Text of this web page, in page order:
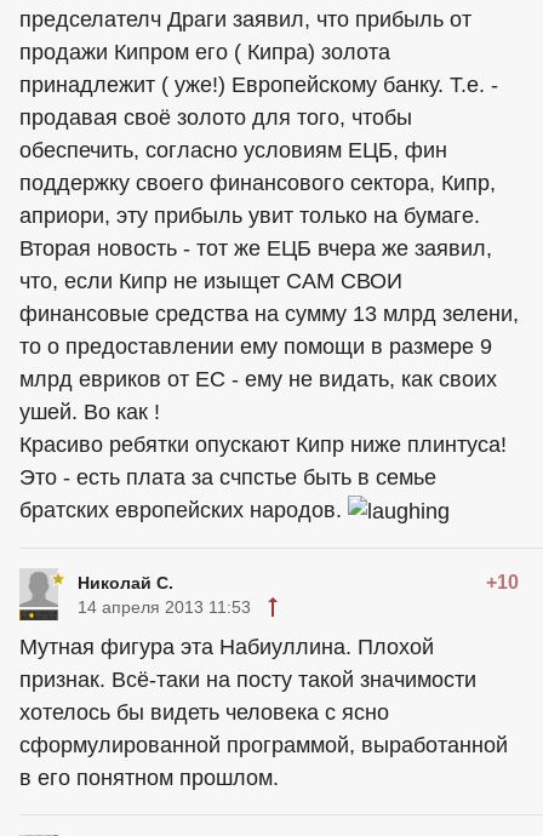
предселателч Драги заявил, что прибыль от
продажи Кипром его ( Кипра) золота
принадлежит ( уже!) Европейскому банку. Т.е. -
продавая своё золото для того, чтобы
обеспечить, согласно условиям ЕЦБ, фин
поддержку своего финансового сектора, Кипр,
априори, эту прибыль увит только на бумаге.
Вторая новость - тот же ЕЦБ вчера же заявил,
что, если Кипр не изыщет САМ СВОИ
финансовые средства на сумму 13 млрд зелени,
то о предоставлении ему помощи в размере 9
млрд евриков от ЕС - ему не видать, как своих
ушей. Во как !
Красиво ребятки опускают Кипр ниже плинтуса!
Это - есть плата за счпстье быть в семье
братских европейских народов.
Николай С. +10
14 апреля 2013 11:53
Мутная фигура эта Набиуллина. Плохой
признак. Всё-таки на посту такой значимости
хотелось бы видеть человека с ясно
сформулированной программой, выработанной
в его понятном прошлом.